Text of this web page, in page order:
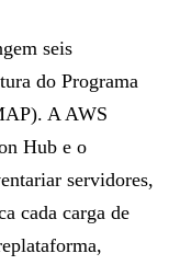
seis
do Programa
A AWS
Hub e o
servidores,
cada carga de